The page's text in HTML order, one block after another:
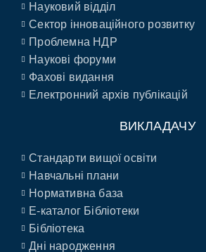
Науковий відділ
Сектор інноваційного розвитку
Проблемна НДР
Наукові форуми
Фахові видання
Електронний архів публікацій
ВИКЛАДАЧУ
Стандарти вищої освіти
Навчальні плани
Нормативна база
E-каталог Бібліотеки
Бібліотека
Дні народження